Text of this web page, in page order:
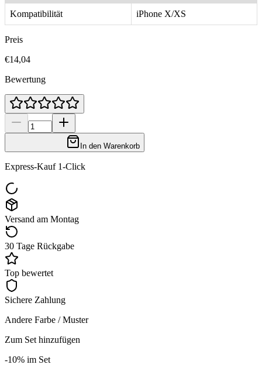
Kompatibilität iPhone X/XS
Preis
€14,04
Bewertung
In den Warenkorb
Express-Kauf 1-Click
Versand am Montag
30 Tage Rückgabe
Top bewertet
Sichere Zahlung
Andere Farbe / Muster
Zum Set hinzufügen
-10% im Set